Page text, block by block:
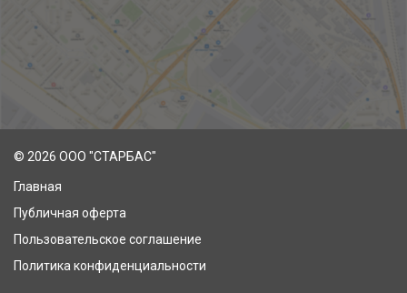
© 2026 ООО "СТАРБАС"
Главная
Публичная оферта
Пользовательское соглашение
Политика конфиденциальности